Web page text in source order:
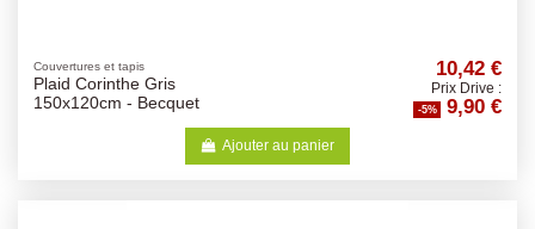
Couvertures et tapis
Plaid Corinthe Gris
150x120cm - Becquet
10,42 €
Prix Drive :
-5% 9,90 €
Ajouter au panier